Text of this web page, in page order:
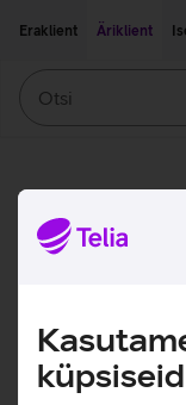
küpsiseid
Eraklient
Äriklient